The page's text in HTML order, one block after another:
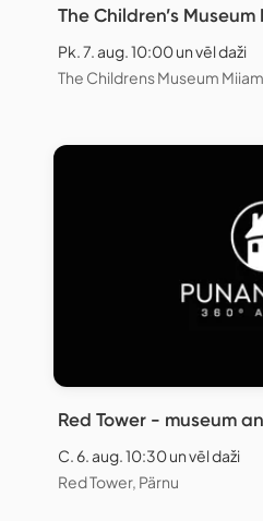
The Children’s
Pk. 7. aug. 10:00 un vēl daži
The Childrens Museum
Red Tower - museum
C. 6. aug. 10:30 un vēl daži
Red Tower, Pärnu